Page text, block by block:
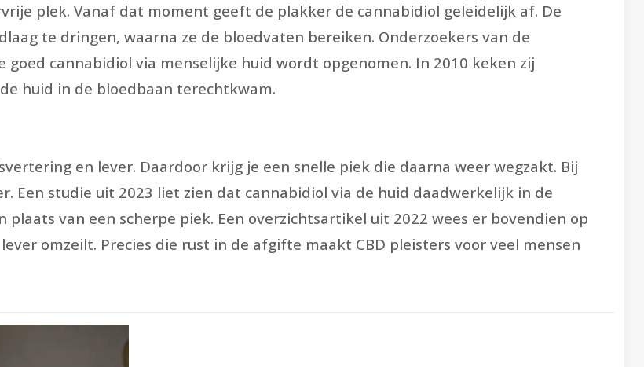
plek. Vanaf dat moment geeft de plakker de cannabidiol geleidelijk af. De
te dringen, waarna ze de bloedvaten bereiken. Onderzoekers van de
cannabidiol via menselijke huid wordt opgenomen. In 2010 keken zij
huid in de bloedbaan terechtkwam.
en lever. Daardoor krijg je een snelle piek die daarna weer wegzakt. Bij
Een studie uit 2023 liet zien dat cannabidiol via de huid daadwerkelijk in de
van een scherpe piek. Een overzichtsartikel uit 2022 wees er bovendien op
omzeilt. Precies die rust in de afgifte maakt CBD pleisters voor veel mensen